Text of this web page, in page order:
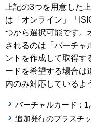
上記の3つを用意した
は「オンライン」「
つから選択可能です。
されるのは「バーチャ
ントを作成して取得す
ードを希望する場合は
内のみ対応しているよ
バーチャルカード：
追加発行のプラスチ